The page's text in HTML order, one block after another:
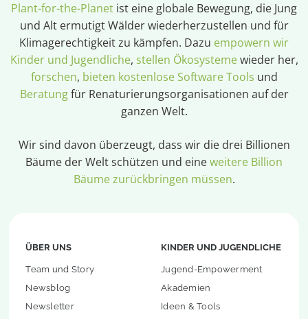
Plant-for-the-Planet ist eine globale Bewegung, die Jung
und Alt ermutigt Wälder wiederherzustellen und für
Klimagerechtigkeit zu kämpfen. Dazu empowern wir
Kinder und Jugendliche, stellen Ökosystemewieder her,
forschen, bieten kostenlose Software Tools und
Beratungfür Renaturierungsorganisationen auf der
ganzen Welt.
Wir sind davon überzeugt, dass wir die drei Billionen
Bäume der Welt schützen und eineweitere Billion
Bäume zurückbringen müssen.
ÜBER UNS
Team und Story
Newsblog
Newsletter
KINDER UND JUGENDLICHE
Jugend-Empowerment
Akademien
Ideen & Tools